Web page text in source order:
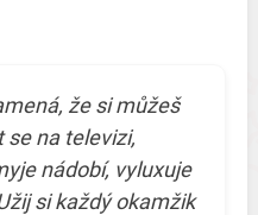
že si můžeš
se na televizi,
nádobí, vyluxuje
si každý okamžik